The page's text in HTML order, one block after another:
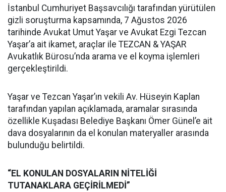
İstanbul Cumhuriyet Başsavcılığı tarafından yürütülen
gizli soruşturma kapsamında, 7 Ağustos 2026
tarihinde Avukat Umut Yaşar ve Avukat Ezgi Tezcan
Yaşar’a ait ikamet, araçlar ile TEZCAN & YAŞAR
Avukatlık Bürosu’nda arama ve el koyma işlemleri
gerçekleştirildi.
Yaşar ve Tezcan Yaşar’ın vekili Av. Hüseyin Kaplan
tarafından yapılan açıklamada, aramalar sırasında
özellikle Kuşadası Belediye Başkanı Ömer Günel’e ait
dava dosyalarının da el konulan materyaller arasında
bulunduğu belirtildi.
“EL KONULAN DOSYALARIN NİTELİĞİ
TUTANAKLARA GEÇİRİLMEDİ”